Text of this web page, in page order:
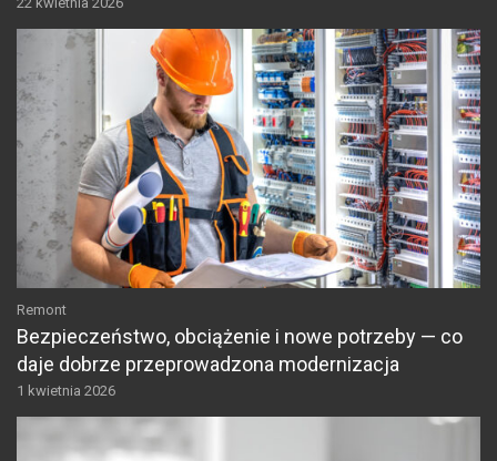
Remont
Bezpieczeństwo, obciążenie i nowe potrzeby — co
daje dobrze przeprowadzona modernizacja
1 kwietnia 2026